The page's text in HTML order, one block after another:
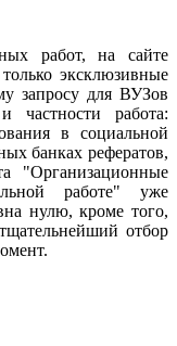
работ, на сайте
эксклюзивные
запросу для ВУЗов
работа:
в социальной
банках рефератов,
"Организационные
работе" уже
нулю, кроме того,
отбор